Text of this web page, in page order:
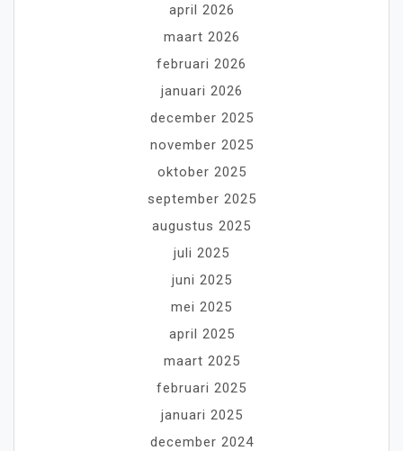
april 2026
maart 2026
februari 2026
januari 2026
december 2025
november 2025
oktober 2025
september 2025
augustus 2025
juli 2025
juni 2025
mei 2025
april 2025
maart 2025
februari 2025
januari 2025
december 2024